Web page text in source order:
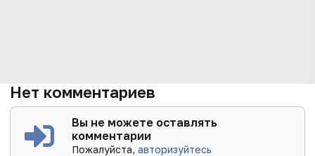
Нет комментариев
Вы не можете оставлять
комментарии
Пожалуйста,авторизуйтесь